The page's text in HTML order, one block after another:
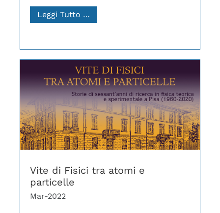
Leggi Tutto …
Vite di Fisici tra atomi e
particelle
Mar-2022